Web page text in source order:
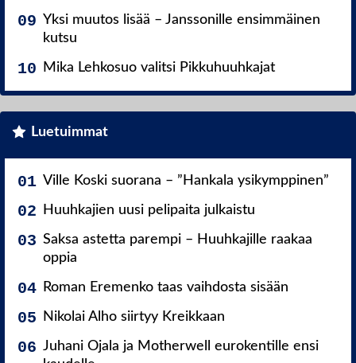
Yksi muutos lisää – Janssonille ensimmäinen
kutsu
Mika Lehkosuo valitsi Pikkuhuuhkajat
Luetuimmat
Ville Koski suorana – ”Hankala ysikymppinen”
Huuhkajien uusi pelipaita julkaistu
Saksa astetta parempi – Huuhkajille raakaa
oppia
Roman Eremenko taas vaihdosta sisään
Nikolai Alho siirtyy Kreikkaan
Juhani Ojala ja Motherwell eurokentille ensi